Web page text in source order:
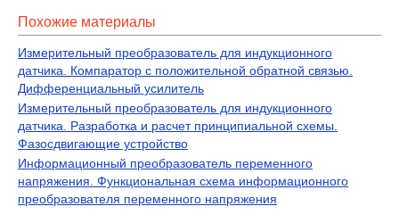
Похожие материалы
Измерительный преобразователь для индукционного
датчика. Компаратор с положительной обратной связью.
Дифференциальный усилитель
Измерительный преобразователь для индукционного
датчика. Разработка и расчет принципиальной схемы.
Фазосдвигающие устройство
Информационный преобразователь переменного
напряжения. Функциональная схема информационного
преобразователя переменного напряжения